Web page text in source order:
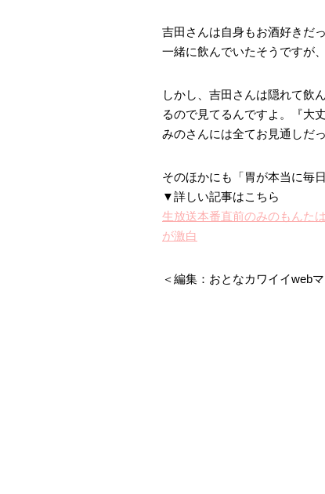
吉田さんは自身もお酒好きだ
一緒に飲んでいたそうですが
しかし、吉田さんは隠れて飲
るので見てるんですよ。『大
みのさんには全てお見通しだ
そのほかにも「胃が本当に毎
▼詳しい記事はこちら
生放送本番直前のみのもんた
が激白
＜編集：おとなカワイイweb